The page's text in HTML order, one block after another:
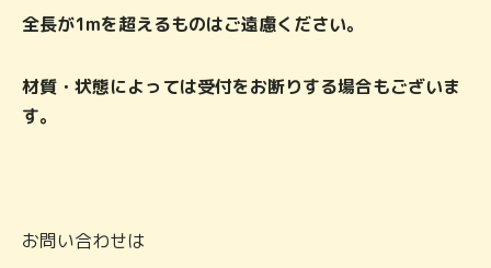
全長が1mを超えるものはご遠慮ください。
材質・状態によっては受付をお断りする場合もございま
す。
お問い合わせは